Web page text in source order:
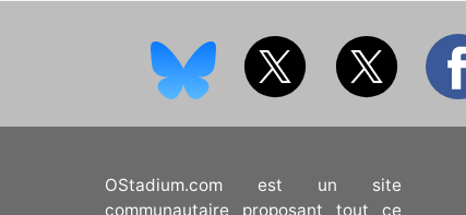
OStadium.com est un site
communautaire proposant tout ce